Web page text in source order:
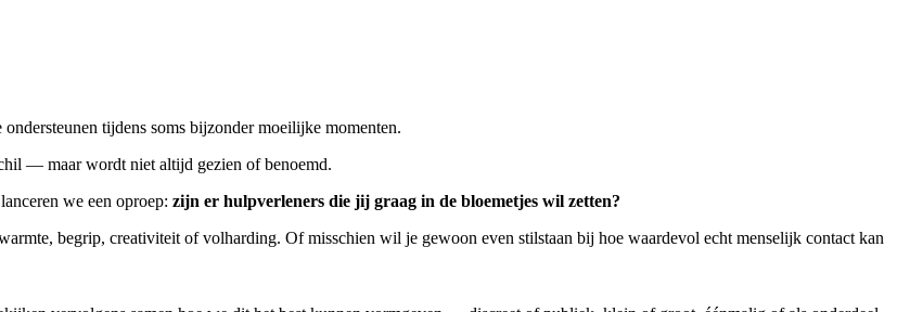
tijdens soms bijzonder moeilijke momenten.
— maar wordt niet altijd gezien of benoemd.
we een oproep: zijn er hulpverleners die jij graag in de bloemetjes wil zetten?
begrip, creativiteit of volharding. Of misschien wil je gewoon even stilstaan bij hoe waardevol echt menselijk contact kan